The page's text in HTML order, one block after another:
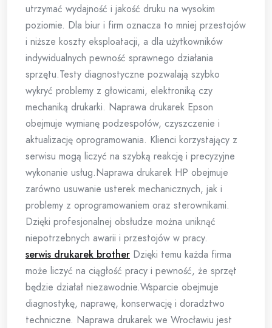
utrzymać wydajność i jakość druku na wysokim
poziomie. Dla biur i firm oznacza to mniej przestojów
i niższe koszty eksploatacji, a dla użytkowników
indywidualnych pewność sprawnego działania
sprzętu.Testy diagnostyczne pozwalają szybko
wykryć problemy z głowicami, elektroniką czy
mechaniką drukarki. Naprawa drukarek Epson
obejmuje wymianę podzespołów, czyszczenie i
aktualizację oprogramowania. Klienci korzystający z
serwisu mogą liczyć na szybką reakcję i precyzyjne
wykonanie usług.Naprawa drukarek HP obejmuje
zarówno usuwanie usterek mechanicznych, jak i
problemy z oprogramowaniem oraz sterownikami.
Dzięki profesjonalnej obsłudze można uniknąć
niepotrzebnych awarii i przestojów w pracy.
serwis drukarek brother Dzięki temu każda firma
może liczyć na ciągłość pracy i pewność, że sprzęt
będzie działał niezawodnie.Wsparcie obejmuje
diagnostykę, naprawę, konserwację i doradztwo
techniczne. Naprawa drukarek we Wrocławiu jest